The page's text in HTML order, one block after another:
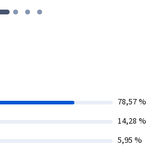
78,57 %
14,28 %
5,95 %